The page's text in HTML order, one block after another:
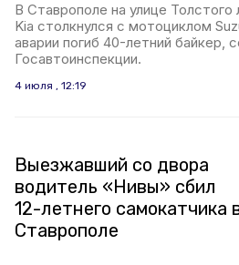
В Ставрополе на улице Толстого
Kia столкнулся с мотоциклом
аварии погиб 40-летний байкер,
Госавтоинспекции.
4 июля , 12:19
Выезжавший со двора
водитель «Нивы» сбил
12-летнего самокатчика
Ставрополе